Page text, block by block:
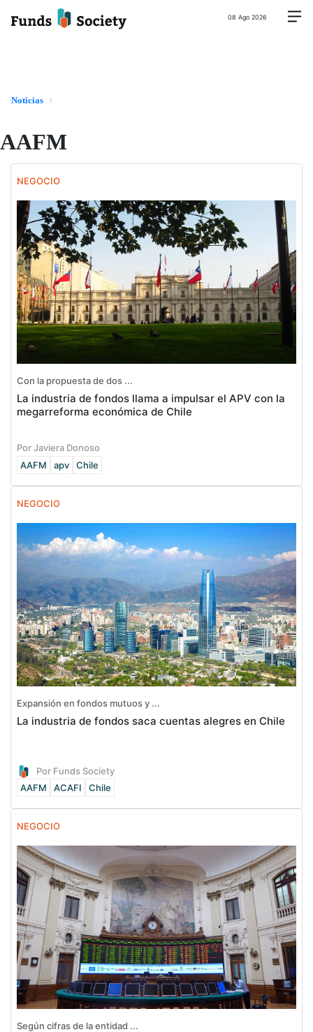
08 Ago 2026
Noticias
AAFM
NEGOCIO
Con la propuesta de dos ...
La industria de fondos llama a impulsar el APV con la
megarreforma económica de Chile
Por Javiera Donoso
AAFM
apv Chile
NEGOCIO
Expansión en fondos mutuos y ...
La industria de fondos saca cuentas alegres en Chile
Por Funds Society
AAFM
ACAFI Chile
NEGOCIO
Según cifras de la entidad ...